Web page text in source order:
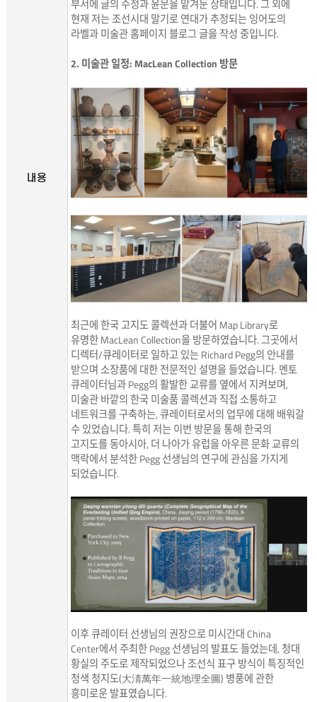
내용
부서에 글의 수정과 윤문을 맡겨둔 상태입니다. 그 외에
현재 저는 조선시대 말기로 연대가 추정되는 잉어도의
라벨과 미술관 홈페이지 블로그 글을 작성 중입니다.
2. 미술관 일정: MacLean Collection 방문
최근에 한국 고지도 콜렉션과 더불어 Map Library로
유명한 MacLean Collection을 방문하였습니다. 그곳에서
디렉터/큐레이터로 일하고 있는 Richard Pegg의 안내를
받으며 소장품에 대한 전문적인 설명을 들었습니다. 멘토
큐레이터님과 Pegg의 활발한 교류를 옆에서 지켜보며,
미술관 바깥의 한국 미술품 콜렉션과 직접 소통하고
네트워크를 구축하는, 큐레이터로서의 업무에 대해 배워갈
수 있었습니다. 특히 저는 이번 방문을 통해 한국의
고지도를 동아시아, 더 나아가 유럽을 아우른 문화 교류의
맥락에서 분석한 Pegg 선생님의 연구에 관심을 가지게
되었습니다.
이후 큐레이터 선생님의 권장으로 미시간대 China
Center에서 주최한 Pegg 선생님의 발표도 들었는데, 청대
황실의 주도로 제작되었으나 조선식 표구 방식이 특징적인
청색 청지도(大淸萬年一統地理全圖) 병풍에 관한
흥미로운 발표였습니다.